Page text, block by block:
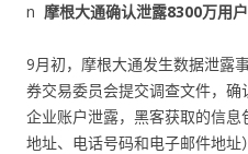
n 摩根大通确认泄露8300万用
9月初，摩根大通发生数据泄露
券交易委员会提交调查文件，
企业账户泄露，黑客获取的信息
地址、电话号码和电子邮件地